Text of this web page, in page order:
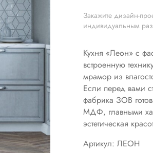
Закажите дизайн-
индивидуальным
Кухня «Леон» с
встроенную
мрамор из
Если перед вами
фабрика ЗОВ
МДФ, главными
эстетическая
Артикул: ЛЕОН